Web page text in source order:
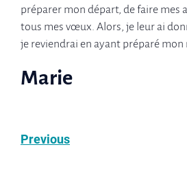
préparer mon départ, de faire mes
tous mes vœux. Alors, je leur ai
je reviendrai en ayant préparé mon
Marie
Previous